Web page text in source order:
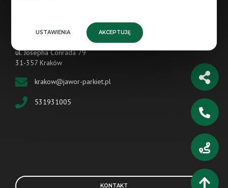
Salon nr 2 Jawor-Parkiet Kraków
ul. Josepha Conrada 79
31-357 Kraków
krakow@jawor-parkiet.pl
531931005
KONTAKT
USTAWIENIA AKCEPTUJĘ